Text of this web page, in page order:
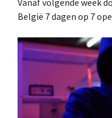
Vanaf volgende week
België 7 dagen op 7
arbeidswetgeving een
speelveld?